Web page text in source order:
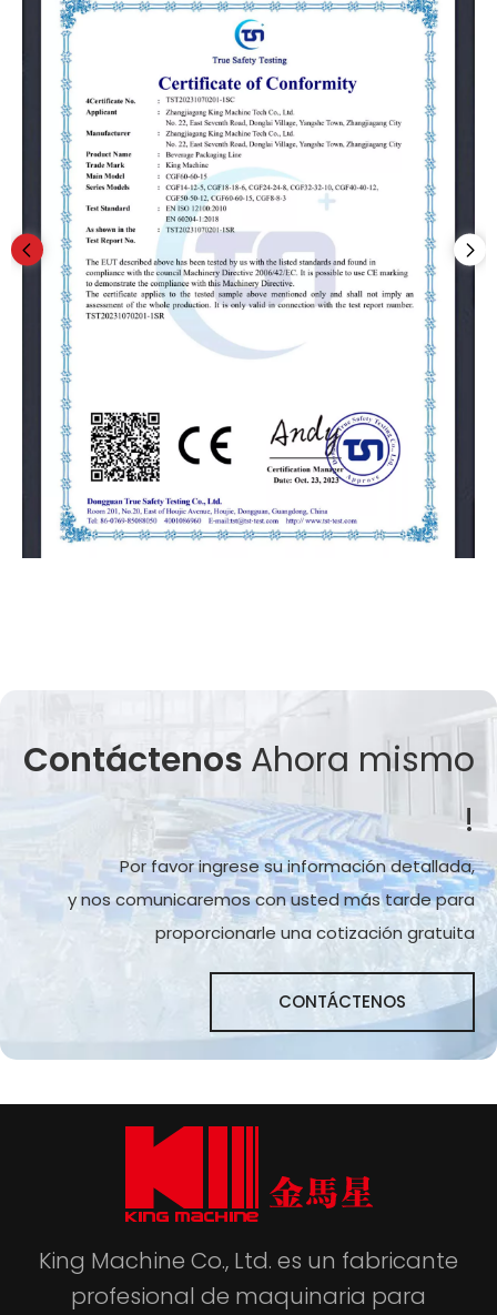
Contáctenos Ahora mismo
!
Por favor ingrese su información detallada,
y nos comunicaremos con usted más tarde para
proporcionarle una cotización gratuita
CONTÁCTENOS
King Machine Co., Ltd. es un fabricante
profesional de maquinaria para